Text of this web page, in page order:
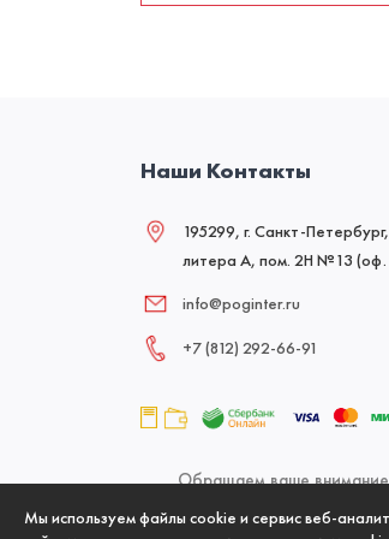
Мы используем файлы cookie и сервис веб-
Наши Контакты
195299, г. Санкт-
литера А, пом. 2Н №13 (оф.
info@poginter.ru
+7 (812) 292‑66‑91
Обращаем ваше внимание
офертой, определяемой